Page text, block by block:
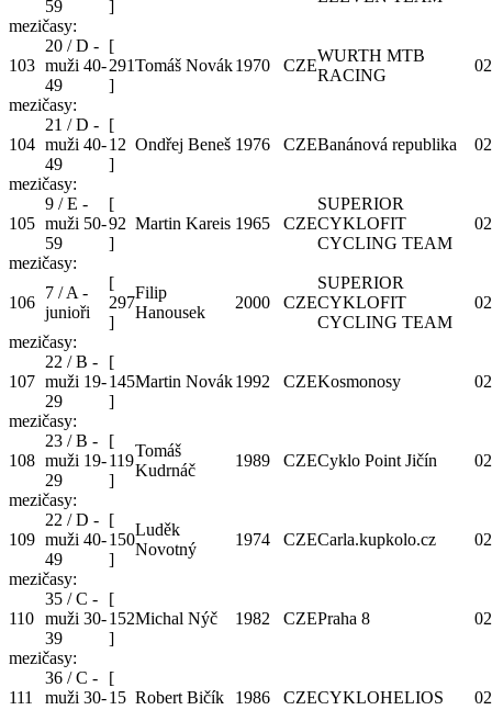
59
]
mezičasy:
103
20 / D -
muži 40-
49
[
291
]
Tomáš Novák1970 CZE
WURTH MTB
RACING
mezičasy:
104
21 / D -
muži 40-
49
[
12
]
Ondřej Beneš 1976 CZEBanánová republika
mezičasy:
105
9 / E -
muži 50-
59
[
92
]
Martin Kareis 1965 CZE
SUPERIOR
CYKLOFIT
CYCLING TEAM
mezičasy:
106
7 / A -
junioři
[
297
]
Filip
Hanousek
2000 CZE
SUPERIOR
CYKLOFIT
CYCLING TEAM
mezičasy:
107
22 / B -
muži 19-
29
[
145
]
Martin Novák1992 CZEKosmonosy
mezičasy:
108
23 / B -
muži 19-
29
[
119
]
Tomáš
Kudrnáč
1989 CZECyklo Point Jičín
mezičasy:
109
22 / D -
muži 40-
49
[
150
]
Luděk
Novotný
1974 CZECarla.kupkolo.cz
mezičasy:
110
35 / C -
muži 30-
39
[
152
]
Michal Nýč 1982 CZEPraha 8
mezičasy:
111
36 / C -
muži 30-
[
15 Robert Bičík 1986 CZECYKLOHELIOS